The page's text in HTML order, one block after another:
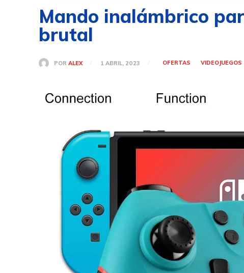
Mando inalámbrico
brutal
POR ALEX 1 ABRIL, 2023 OFERTAS VIDEOJUEGOS